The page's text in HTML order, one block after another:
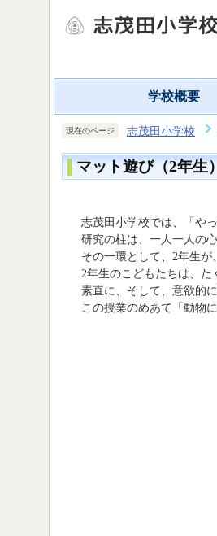
学校概要
現在のページ 志茂田小学校
マット遊び（2年生）
志茂田小学校では、「や
研究の柱は、一人一人の
その一環として、2年生が
2年生のこどもたちは、た
素直に、そして、意欲的
この授業のめあて「動物